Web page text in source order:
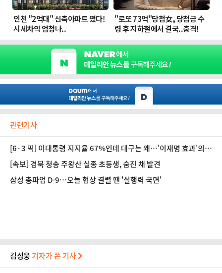
관련기사
[6·3 픽] 이대통령 지지율 67%인데 대구는 왜…'이재명 효과'의
역설
[속보] 경북 청송 주왕산 실종 초등생, 숨진 채 발견
삼성 총파업 D-9…오늘 협상 결렬 땐 '실행력 국면'
김성웅 기자가 쓴 기사